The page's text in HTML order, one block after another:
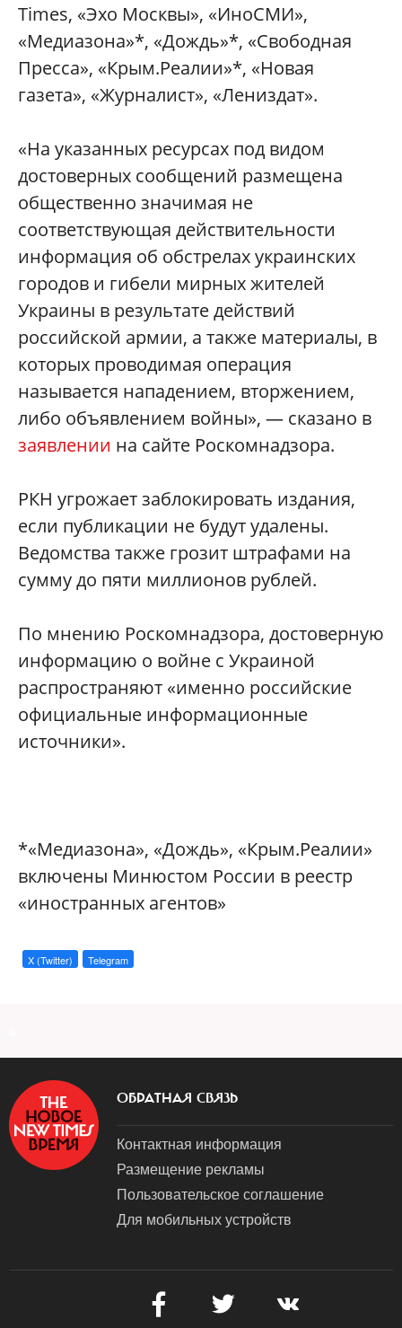
Times, «Эхо Москвы», «ИноСМИ»,
«Медиазона»*, «Дождь»*, «Свободная
Пресса», «Крым.Реалии»*, «Новая
газета», «Журналист», «Лениздат».
«На указанных ресурсах под видом
достоверных сообщений размещена
общественно значимая не
соответствующая действительности
информация об обстрелах украинских
городов и гибели мирных жителей
Украины в результате действий
российской армии, а также материалы, в
которых проводимая операция
называется нападением, вторжением,
либо объявлением войны», — сказано в
заявлении на сайте Роскомнадзора.
РКН угрожает заблокировать издания,
если публикации не будут удалены.
Ведомства также грозит штрафами на
сумму до пяти миллионов рублей.
По мнению Роскомнадзора, достоверную
информацию о войне с Украиной
распространяют «именно российские
официальные информационные
источники».
*«Медиазона», «Дождь», «Крым.Реалии»
включены Минюстом России в реестр
«иностранных агентов»
X (Twitter) Telegram
ОБРАТНАЯ СВЯЗЬ
Контактная информация
Размещение рекламы
Пользовательское соглашение
Для мобильных устройств